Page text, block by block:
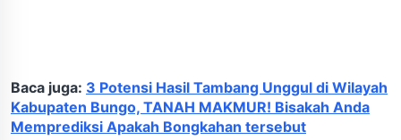
Baca juga: 3 Potensi Hasil Tambang Unggul di Wilayah
Kabupaten Bungo, TANAH MAKMUR! Bisakah Anda
Memprediksi Apakah Bongkahan tersebut